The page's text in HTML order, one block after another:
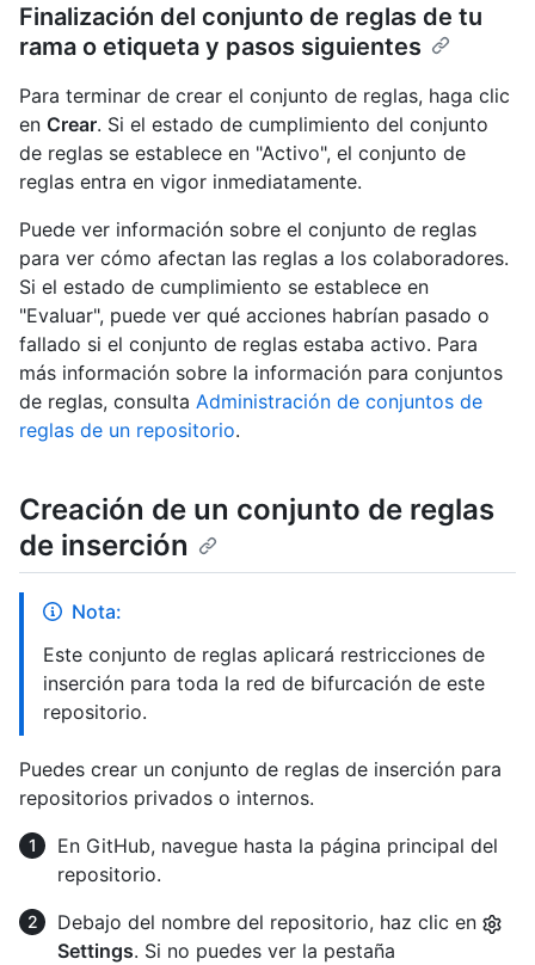
Finalización del conjunto de reglas de tu
rama o etiqueta y pasos siguientes
Para terminar de crear el conjunto de reglas, haga clic
en Crear. Si el estado de cumplimiento del conjunto
de reglas se establece en "Activo", el conjunto de
reglas entra en vigor inmediatamente.
Puede ver información sobre el conjunto de reglas
para ver cómo afectan las reglas a los colaboradores.
Si el estado de cumplimiento se establece en
"Evaluar", puede ver qué acciones habrían pasado o
fallado si el conjunto de reglas estaba activo. Para
más información sobre la información para conjuntos
de reglas, consulta Administración de conjuntos de
reglas de un repositorio.
Creación de un conjunto de reglas
de inserción
Nota:
Este conjunto de reglas aplicará restricciones de
inserción para toda la red de bifurcación de este
repositorio.
Puedes crear un conjunto de reglas de inserción para
repositorios privados o internos.
En GitHub, navegue hasta la página principal del
repositorio.
Debajo del nombre del repositorio, haz clic en
Settings. Si no puedes ver la pestaña